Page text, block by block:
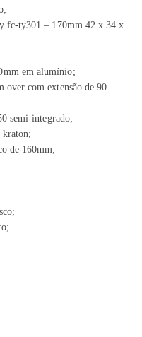
fc-ty301 – 170mm 42 x 34 x
em alumínio;
com extensão de 90
semi-integrado;
de 160mm;